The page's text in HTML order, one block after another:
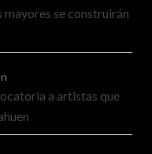
mayores se construirán
a artistas que